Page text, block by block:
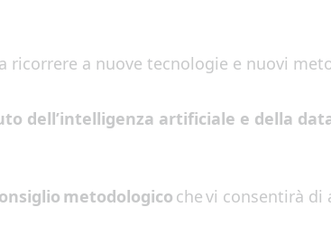
ricorrere a nuove tecnologie e nuovi
dell’intelligenza artificiale e della
iglio metodologico chevi consentirà di